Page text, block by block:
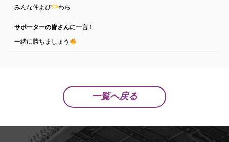
みんな仲よぴ
わら
サポーターの皆さんに一言！
一緒に勝ちましょう
一覧へ戻る